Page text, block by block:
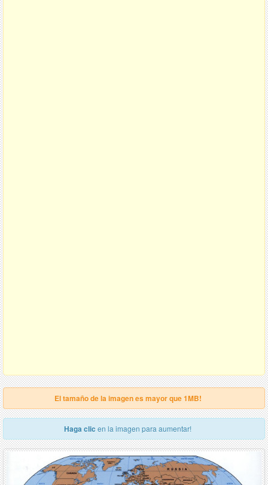
El tamaño de la imagen es mayor que 1MB!
Haga clic en la imagen para aumentar!